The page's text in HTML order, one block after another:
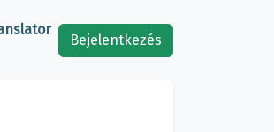
Bejelentkezés